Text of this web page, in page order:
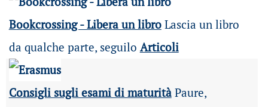
Bookcrossing - Libera un libroLascia un libro
da qualche parte, seguilo Articoli
Consigli sugli esami di maturità Paure,